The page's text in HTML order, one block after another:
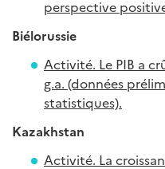
perspective
Biélorussie
Activité. Le PIB a
g.a. (données
statistiques).
Kazakhstan
Activité. La